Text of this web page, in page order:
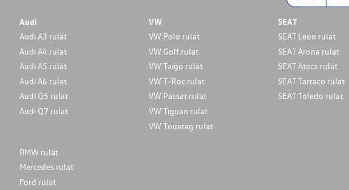
Audi
Audi A3 rulat
Audi A4 rulat
Audi A5 rulat
Audi A6 rulat
Audi Q5 rulat
Audi Q7 rulat
VW
VW Polo rulat
VW Golf rulat
VW Taigo rulat
VW T-Roc rulat
VW Passat rulat
VW Tiguan rulat
VW Touareg rulat
SEAT
SEAT Leon rulat
SEAT Arona rulat
SEAT Ateca rulat
SEAT Tarraco rulat
SEAT Toledo rulat
BMW rulat
Mercedes rulat
Ford rulat